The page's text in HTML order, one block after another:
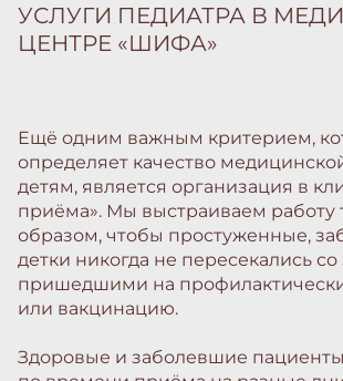
УСЛУГИ ПЕДИАТРА В
ЦЕНТРЕ «ШИФА»
Ещё одним важным критерием,
определяет качество
детям, является организация в
приёма». Мы выстраиваем работу
образом, чтобы простуженные,
детки никогда не пересекались
пришедшими на
или вакцинацию.
Здоровые и заболевшие